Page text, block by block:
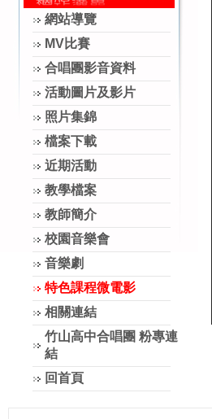
網站導覽
MV比賽
合唱團影音資料
活動圖片及影片
照片集錦
檔案下載
近期活動
教學檔案
教師簡介
校園音樂會
音樂劇
特色課程微電影
相關連結
竹山高中合唱團 粉專連
結
回首頁